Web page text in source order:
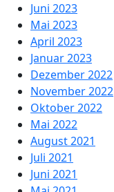
Juni 2023
Mai 2023
April 2023
Januar 2023
Dezember 2022
November 2022
Oktober 2022
Mai 2022
August 2021
Juli 2021
Juni 2021